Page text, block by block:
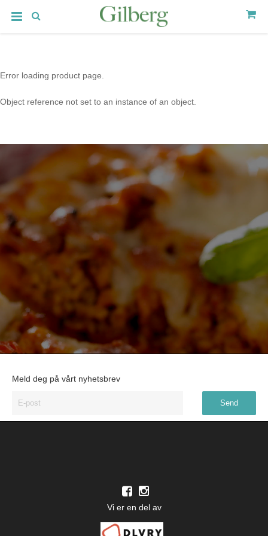
Error loading product page.
Object reference not set to an instance of an object.
Meld deg på vårt nyhetsbrev
Vi er en del av